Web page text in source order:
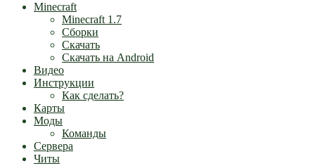
Minecraft
Minecraft 1.7
Сборки
Скачать
Скачать на Android
Видео
Инструкции
Как сделать?
Карты
Моды
Команды
Сервера
Читы